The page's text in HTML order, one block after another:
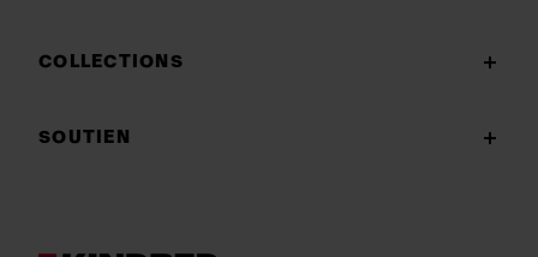
COLLECTIONS
SOUTIEN